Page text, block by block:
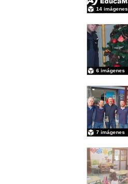
14 imágenes
6 imágenes
7 imágenes